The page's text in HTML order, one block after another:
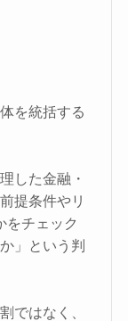
を統括する
した金融・
提条件やリ
をチェック
」という判
ではなく、